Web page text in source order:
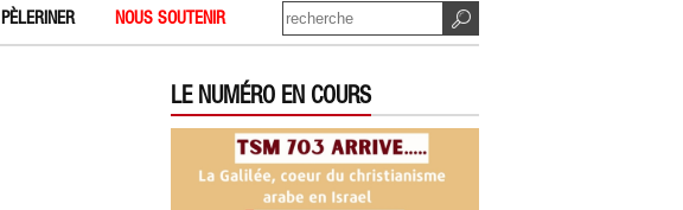
PÈLERINER NOUS SOUTENIR
LE NUMÉRO EN COURS